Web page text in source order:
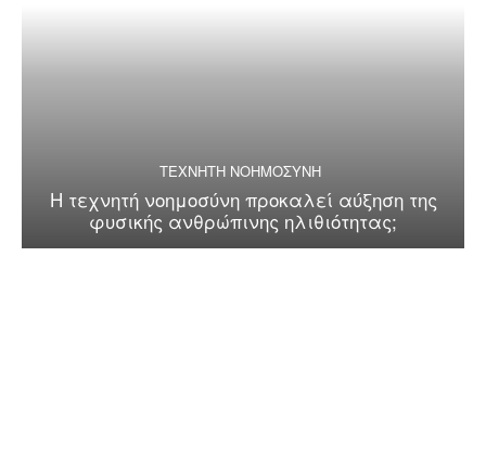
ΤΕΧΝΗΤΗ ΝΟΗΜΟΣΥΝΗ
Η τεχνητή νοημοσύνη προκαλεί αύξηση της
φυσικής ανθρώπινης ηλιθιότητας;